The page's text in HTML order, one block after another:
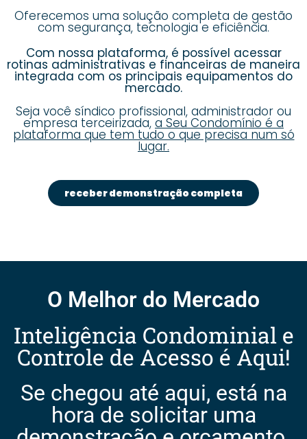
Oferecemos uma solução completa de gestão
com segurança, tecnologia e eficiência.
Com nossa plataforma, é possível acessar
rotinas administrativas e financeiras de maneira
integrada com os principais equipamentos do
mercado.
Seja você síndico profissional, administrador ou
empresa terceirizada, a Seu Condomínio é a
plataforma que tem tudo o que precisa num só
lugar.
receber demonstração completa
O Melhor do Mercado
Inteligência Condominial e
Controle de Acesso é Aqui!
Se chegou até aqui, está na
hora de solicitar uma